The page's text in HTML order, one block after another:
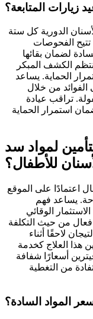
زيارات المتابعة؟
الدورية كل ستة
تتيح الفحوصات
لضمان بقائها
الكشف المبكر
الحماية. يساعد
الفوائد من خلال
تراقب عيادة
استمرار الحماية
لمواد سد
للأطفال؟
اعتمادًا على الموقع
يساعد فهم
الوقائي
فعال من حيث التكلفة
لاحقًا أثناء
هذا العلاج كخدمة
أسعارًا شفافة
من التغطية
المواد السادة؟